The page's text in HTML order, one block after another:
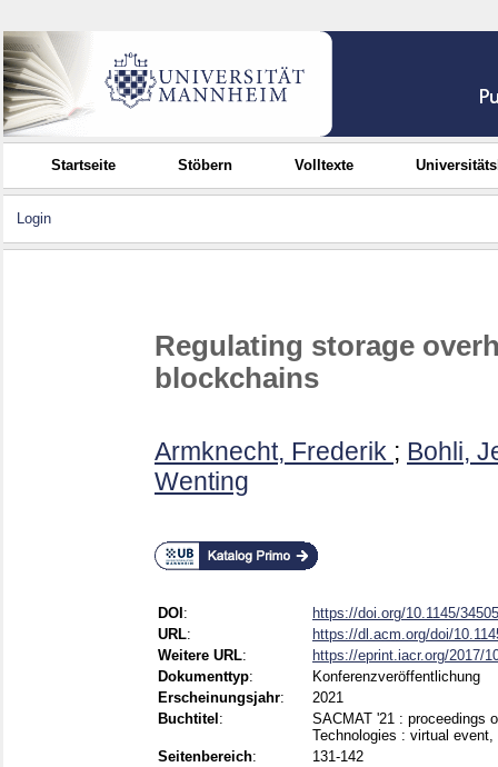
Startseite Stöbern Volltexte
Login
Regulating storage
blockchains
Armknecht, Frederik ; Bohli,
Wenting
DOI :
https://doi.org/10.1145/
URL:
https://dl.acm.org/doi/
Weitere URL:
https://eprint.iacr.org/2017/
Dokumenttyp:
Konferenzveröffentlichung
Erscheinungsjahr:
2021
Buchtitel :
SACMAT '21 : proceedings
Technologies : virtual
Seitenbereich:
131-142